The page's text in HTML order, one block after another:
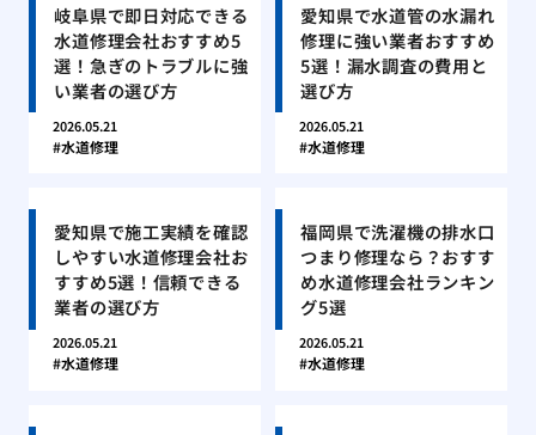
岐阜県で即日対応できる
水道修理会社おすすめ5
選！急ぎのトラブルに強
い業者の選び方
2026.05.21
水道修理
愛知県で水道管の水漏れ
修理に強い業者おすすめ
5選！漏水調査の費用と
選び方
2026.05.21
水道修理
愛知県で施工実績を確認
しやすい水道修理会社お
すすめ5選！信頼できる
業者の選び方
2026.05.21
水道修理
福岡県で洗濯機の排水口
つまり修理なら？おすす
め水道修理会社ランキン
グ5選
2026.05.21
水道修理